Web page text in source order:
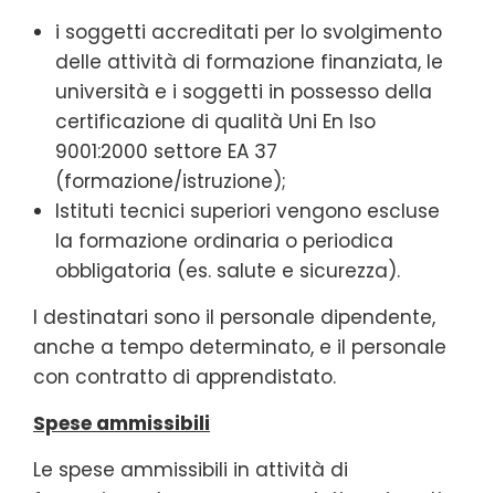
i soggetti accreditati per lo svolgimento
delle attività di formazione finanziata, le
università e i soggetti in possesso della
certificazione di qualità Uni En Iso
9001:2000 settore EA 37
(formazione/istruzione);
Istituti tecnici superiori vengono escluse
la formazione ordinaria o periodica
obbligatoria (es. salute e sicurezza).
I destinatari sono il personale dipendente,
anche a tempo determinato, e il personale
con contratto di apprendistato.
Spese ammissibili
Le spese ammissibili in attività di